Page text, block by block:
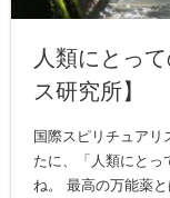
人類にとっ
ス研究所】
国際スピリチュア
たに、「人類にとっ
ね。 最高の万能薬